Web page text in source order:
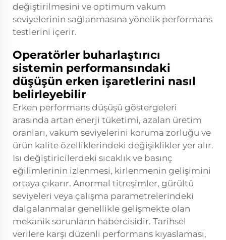
değiştirilmesini ve optimum vakum
seviyelerinin sağlanmasına yönelik performans
testlerini içerir.
Operatörler buharlaştırıcı
sistemin performansındaki
düşüşün erken işaretlerini nasıl
belirleyebilir
Erken performans düşüşü göstergeleri
arasında artan enerji tüketimi, azalan üretim
oranları, vakum seviyelerini koruma zorluğu ve
ürün kalite özelliklerindeki değişiklikler yer alır.
Isı değiştiricilerdeki sıcaklık ve basınç
eğilimlerinin izlenmesi, kirlenmenin gelişimini
ortaya çıkarır. Anormal titreşimler, gürültü
seviyeleri veya çalışma parametrelerindeki
dalgalanmalar genellikle gelişmekte olan
mekanik sorunların habercisidir. Tarihsel
verilere karşı düzenli performans kıyaslaması,